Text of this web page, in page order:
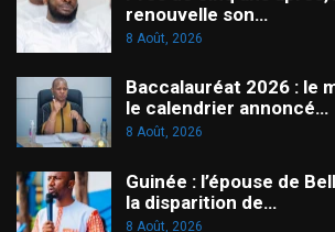
renouvelle son…
8 Août, 2026
Baccalauréat 2026 : le
le calendrier annoncé…
8 Août, 2026
Guinée : l’épouse de
la disparition de…
8 Août, 2026